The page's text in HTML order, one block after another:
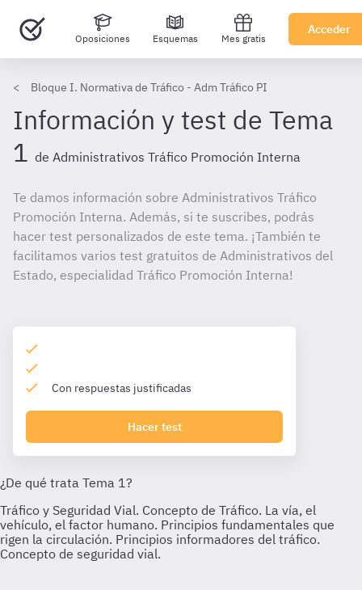
Oposiciones Esquemas Mes gratis
Acceder
Bloque I. Normativa de Tráfico - Adm Tráfico PI
Información y test de Tema
1 de Administrativos Tráfico Promoción Interna
Te damos información sobre Administrativos Tráfico
Promoción Interna. Además, si te suscribes, podrás
hacer test personalizados de este tema. ¡También te
facilitamos varios test gratuitos de Administrativos del
Estado, especialidad Tráfico Promoción Interna!
Con respuestas justificadas
Hacer test